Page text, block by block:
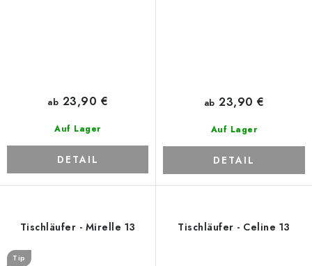
Auf Lager
ab 23,90 €
DETAIL
Auf Lager
ab 23,90 €
DETAIL
Tischläufer - Mirelle 13
Tip
Tischläufer - Celine 13